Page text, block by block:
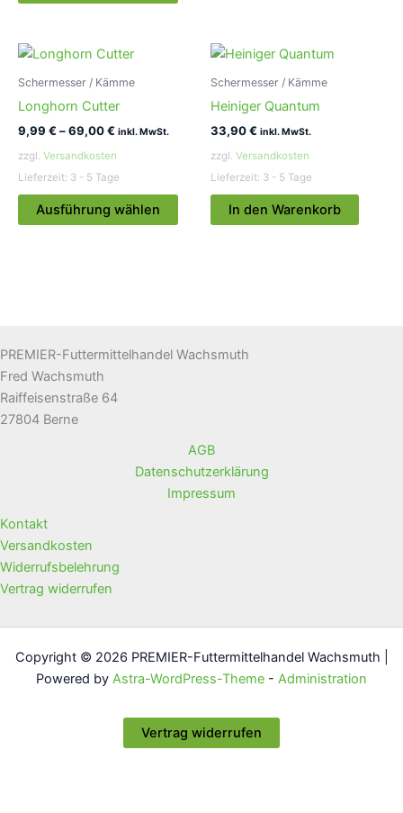
mehrere
Varianten
Optionen
der
Produktseite
Schermesser / Kämme
Longhorn Cutter
9,99 € –69,00€ inkl. MwSt.
zzgl. Versandkosten
Lieferzeit: 3 - 5 Tage
Ausführung wählen
Dieses
Produkt
Optionen
gewählt
werden
Schermesser / Kämme
Heiniger Quantum
33,90€ inkl. MwSt.
zzgl. Versandkosten
Lieferzeit: 3 - 5 Tage
In den Warenkorb
PREMIER-Futtermittelhandel Wachsmuth
Fred Wachsmuth
Raiffeisenstraße 64
27804 Berne
AGB
Datenschutzerklärung
Impressum
Kontakt
Versandkosten
Widerrufsbelehrung
Vertrag widerrufen
Copyright © 2026 PREMIER-Futtermittelhandel Wachsmuth |
Powered by Astra-WordPress-Theme - Administration
Vertrag widerrufen